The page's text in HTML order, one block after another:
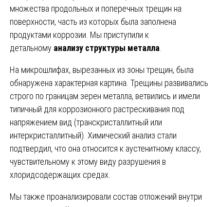
множества продольных и поперечных трещин на
поверхности, часть из которых была заполнена
продуктами коррозии. Мы приступили к
детальному анализу структуры металла
На микрошлифах, вырезанных из зоны трещин, была
обнаружена характерная картина. Трещины развивались
строго по границам зерен металла, ветвились и имели
типичный для коррозионного растрескивания под
напряжением вид (транскристаллитный или
интеркристаллитный). Химический анализ стали
подтвердил, что она относится к аустенитному классу,
чувствительному к этому виду разрушения в
хлоридсодержащих средах.
Мы также проанализировали состав отложений внутри